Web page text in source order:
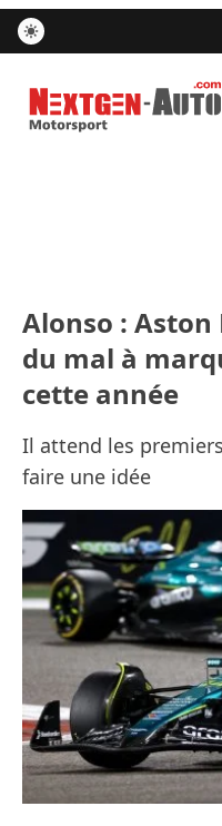
Nextgen-Auto.com
Alonso :
du mal à
cette année
Il attend les
faire une idée